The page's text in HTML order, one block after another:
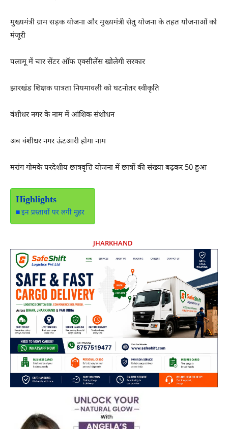
मुख्यमंत्री ग्राम सड़क योजना और मुख्यमंत्री सेतु योजना के तहत योजनाओं को
मंजूरी
पलामू में चार सेंटर ऑफ एक्सीलेंस खोलेगी सरकार
झारखंड शिक्षक पात्रता नियमावली को घटनोतर स्वीकृति
वंशीधर नगर के नाम में आंशिक संशोधन
अब वंशीधर नगर ऊंटआरी होगा नाम
मरांग गोमके परदेशीय छात्रवृत्ति योजना में छात्रों की संख्या बढ़कर 50 हुआ
Highlights
इन प्रस्तावों पर लगी मुहर
JHARKHAND